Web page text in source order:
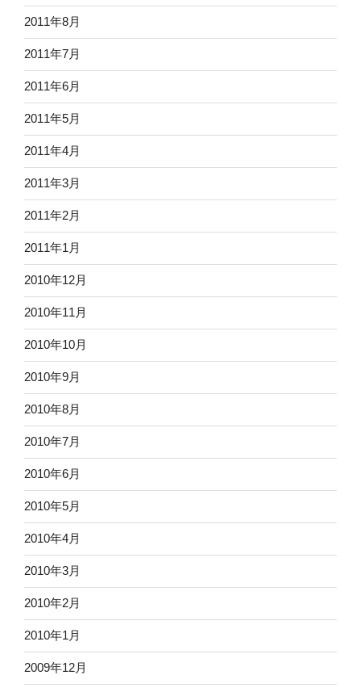
2011年8月
2011年7月
2011年6月
2011年5月
2011年4月
2011年3月
2011年2月
2011年1月
2010年12月
2010年11月
2010年10月
2010年9月
2010年8月
2010年7月
2010年6月
2010年5月
2010年4月
2010年3月
2010年2月
2010年1月
2009年12月